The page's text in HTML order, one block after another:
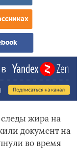
жира на
документ на
во время